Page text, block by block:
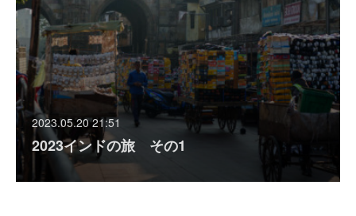
2023.05.20 21:51
2023インドの旅 その1